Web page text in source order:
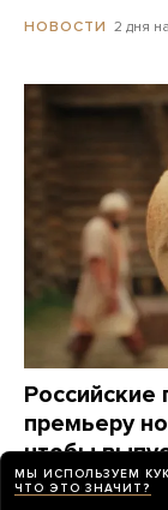
НОВОСТИ 2 дня
Российские
премьеру
чтобы
о Колобке
МЫ ИСПОЛЬЗУЕМ
ЧТО ЭТО ЗНАЧИТ?